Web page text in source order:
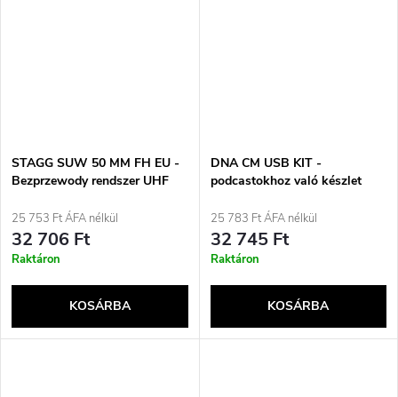
STAGG SUW 50 MM FH EU -
Bezprzewody rendszer UHF
25 753 Ft ÁFA nélkül
32 706 Ft
Raktáron
KOSÁRBA
DNA CM USB KIT -
podcastokhoz való készlet
25 783 Ft ÁFA nélkül
32 745 Ft
Raktáron
KOSÁRBA